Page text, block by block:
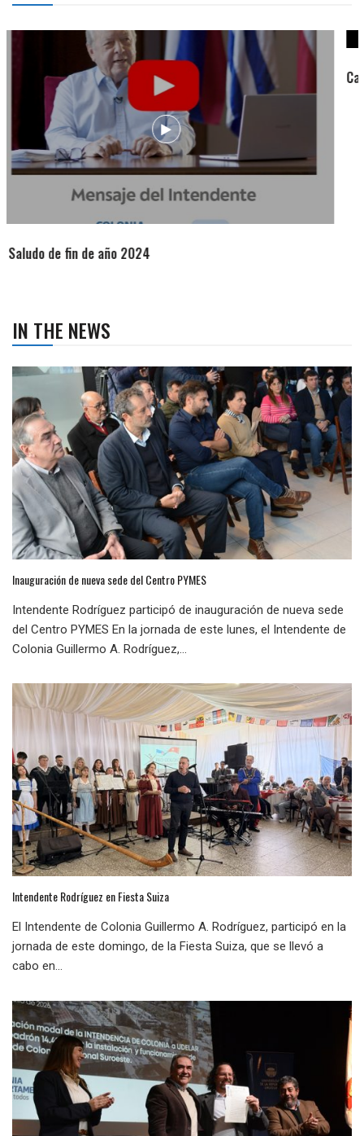
Campaña de turismo otoño-invierno
IN THE NEWS
Inauguración de nueva sede del Centro PYMES
Intendente Rodríguez participó de inauguración de nueva sede
del Centro PYMES En la jornada de este lunes, el Intendente de
Colonia Guillermo A. Rodríguez,...
Intendente Rodríguez en Fiesta Suiza
El Intendente de Colonia Guillermo A. Rodríguez, participó en la
jornada de este domingo, de la Fiesta Suiza, que se llevó a
cabo en...